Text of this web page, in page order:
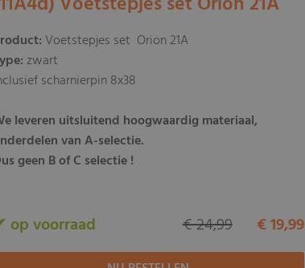
Voetstepjes set Orion 21A
zwart
scharnierpin 8x38
leveren uitsluitend hoogwaardig materiaal,
van A-selectie.
geen B of C selectie !
op voorraad € 19,99
€ 24,99